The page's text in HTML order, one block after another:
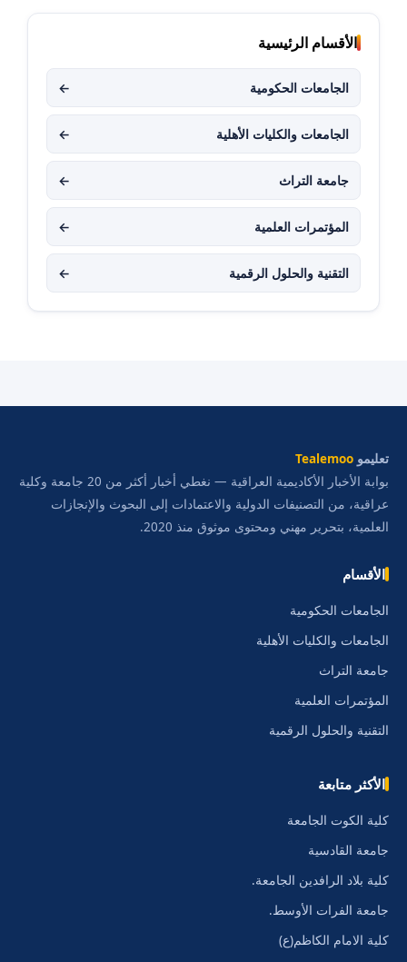
الأقسام الرئيسية
الجامعات الحكومية ←
الجامعات والكليات الأهلية ←
جامعة التراث ←
المؤتمرات العلمية ←
التقنية والحلول الرقمية ←
تعليمو Tealemoo
بوابة الأخبار الأكاديمية العراقية — نغطي أخبار أكثر من 20 جامعة وكلية
عراقية، من التصنيفات الدولية والاعتمادات إلى البحوث والإنجازات
العلمية، بتحرير مهني ومحتوى موثوق منذ 2020.
الأقسام
الجامعات الحكومية
الجامعات والكليات الأهلية
جامعة التراث
المؤتمرات العلمية
التقنية والحلول الرقمية
الأكثر متابعة
كلية الكوت الجامعة
جامعة القادسية
كلية بلاد الرافدين الجامعة.
جامعة الفرات الأوسط.
كلية الامام الكاظم(ع)